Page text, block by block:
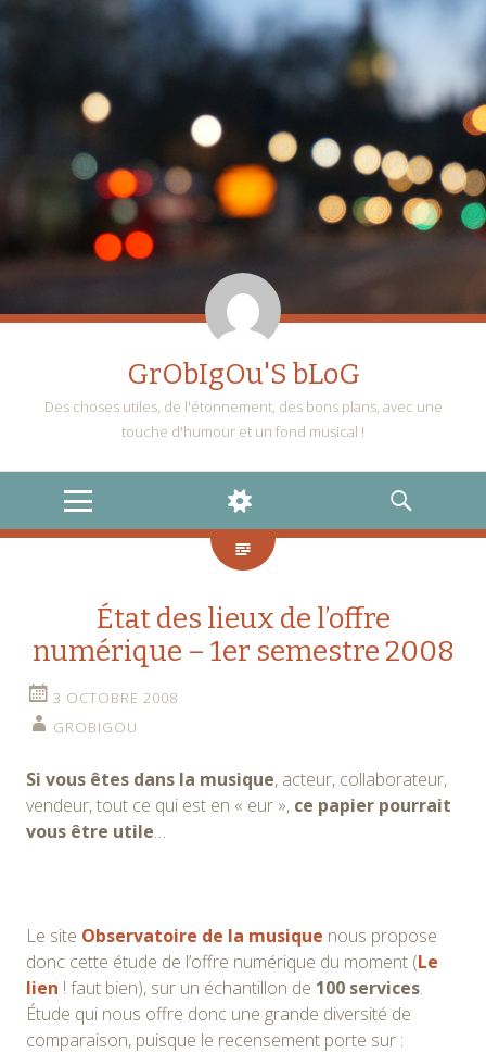
GrObIgOu'S bLoG
Des choses utiles, de l'étonnement, des bons plans, avec une
touche d'humour et un fond musical !
MENU
WIDGETS
RECHERCHE
État des lieux de l’offre
numérique – 1er semestre 2008
3 OCTOBRE 2008
GROBIGOU
Si vous êtes dans la musique, acteur, collaborateur,
vendeur, tout ce qui est en « eur », ce papier pourrait
vous être utile…
Le site Observatoire de la musique nous propose
donc cette étude de l’offre numérique du moment (Le
lien ! faut bien), sur un échantillon de 100 services.
Étude qui nous offre donc une grande diversité de
comparaison, puisque le recensement porte sur :